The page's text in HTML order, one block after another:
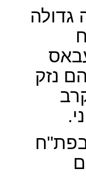
גדולה
נזק
בפת"ח